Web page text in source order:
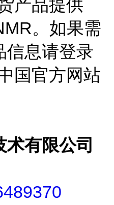
产品提供
。如果需
信息请登录
国官方网站
有限公司